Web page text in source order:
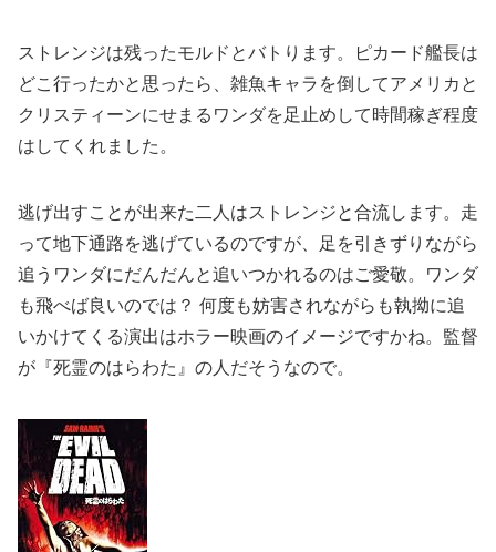
ストレンジは残ったモルドとバトります。ピカード艦長は
どこ行ったかと思ったら、雑魚キャラを倒してアメリカと
クリスティーンにせまるワンダを足止めして時間稼ぎ程度
はしてくれました。
逃げ出すことが出来た二人はストレンジと合流します。走
って地下通路を逃げているのですが、足を引きずりながら
追うワンダにだんだんと追いつかれるのはご愛敬。ワンダ
も飛べば良いのでは？ 何度も妨害されながらも執拗に追
いかけてくる演出はホラー映画のイメージですかね。監督
が『死霊のはらわた』の人だそうなので。